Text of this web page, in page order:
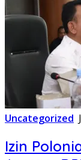
Uncategorized
Izin